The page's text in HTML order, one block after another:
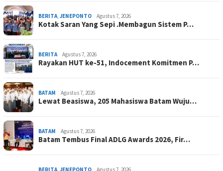
BERITA JENEPONTO Agustus 7, 2026
Kotak Saran Yang Sepi .Membagun Sistem P…
BERITA Agustus 7, 2026
Rayakan HUT ke-51, Indocement Komitmen P…
BATAM Agustus 7, 2026
Lewat Beasiswa, 205 Mahasiswa Batam Wuju…
BATAM Agustus 7, 2026
Batam Tembus Final ADLG Awards 2026, Fir…
BERITA JENEPONTO Agustus 7, 2026